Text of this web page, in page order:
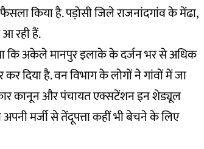
किया है. पड़ोसी जिले राजनांदगांव के मेंढा,
रही हैं.
कि अकेले मानपुर इलाके के दर्जन भर से अधिक
दिया है. वन विभाग के लोगों ने गांवों में जा
कानून और पंचायत एक्सटेंशन इन शेड्यूल
मर्जी से तेंदूपत्ता कहीं भी बेचने के लिए